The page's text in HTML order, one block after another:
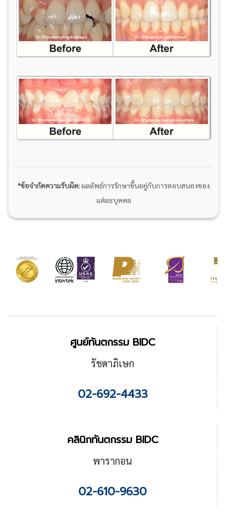
*ข้อจำกัดความรับผิด:ผลลัพธ์การรักษาขึ้นอยู่กับการตอบสนองของ
แต่ละบุคคล
ศูนย์ทันตกรรม BIDC
รัชดาภิเษก
02-692-4433
คลินิกทันตกรรม BIDC
พารากอน
02-610-9630